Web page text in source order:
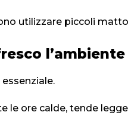
utilizzare piccoli
le ore calde, tende